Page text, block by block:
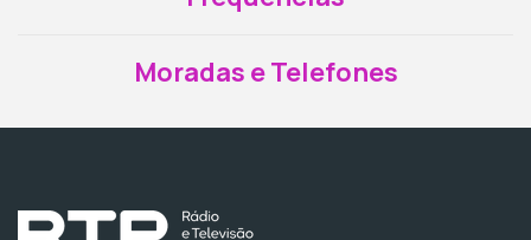
Moradas e Telefones